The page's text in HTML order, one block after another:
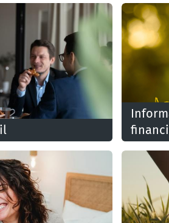
notion très large.
et de santé au
doit respecter.